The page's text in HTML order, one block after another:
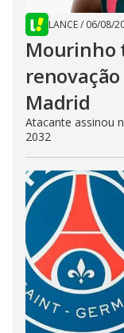
LANCE/ 06/08/
Mourinho
renovação
Madrid
Atacante assinou
2032